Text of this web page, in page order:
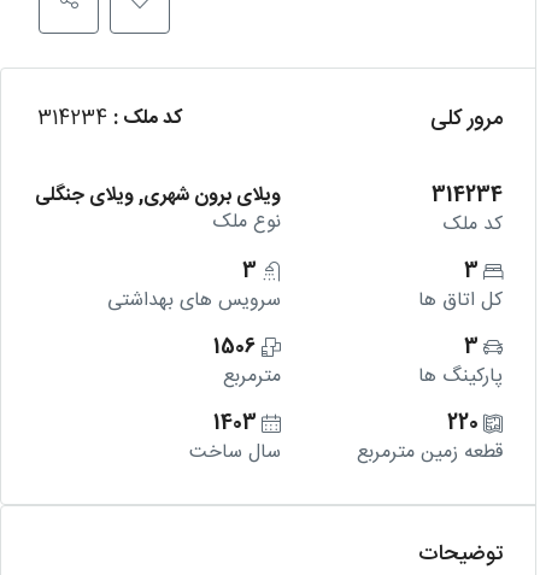
مرور کلی کد ملک :314234
314234
کد ملک
ویلای برون شهری, ویلای جنگلی
نوع ملک
3
کل اتاق ها
3
سرویس های بهداشتی
3
پارکینگ ها
1506
مترمربع
220
قطعه زمین مترمربع
1403
سال ساخت
توضیحات